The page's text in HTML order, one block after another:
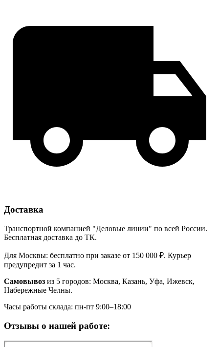
Доставка
Транспортной компанией "Деловые линии" по всей России.
Бесплатная доставка до ТК.
Для Москвы: бесплатно при заказе от 150 000 ₽. Курьер
предупредит за 1 час.
Самовывоз из 5 городов: Москва, Казань, Уфа, Ижевск,
Набережные Челны.
Часы работы склада: пн-пт 9:00–18:00
Отзывы о нашей работе: